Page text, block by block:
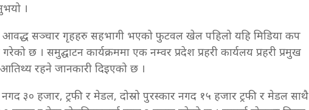
।
आवद्ध सञ्चार गृहहरु सहभागी भएको फुटवल खेल पहिलो यहि मिडिया कप
छ । समुद्घाटन कार्यक्रममा एक नम्वर प्रदेश प्रहरी कार्यलय प्रहरी प्रमुख
रहने जानकारी दिइएको छ ।
नगद ३० हजार, ट्रफी र मेडल, दोस्रो पुरस्कार नगद १५ हजार ट्रफी र मेडल साथै